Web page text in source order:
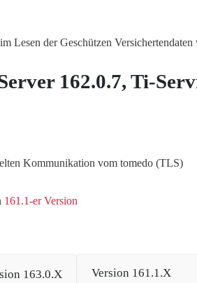
Lesen der Geschützen
162.0.7, Ti-
Kommunikation vom tomedo (TLS)
161.1-er Version
163.0.X Version 161.1.X